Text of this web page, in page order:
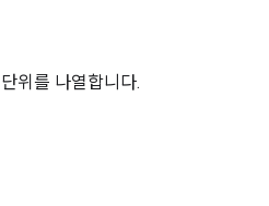
위를 나열합니다.